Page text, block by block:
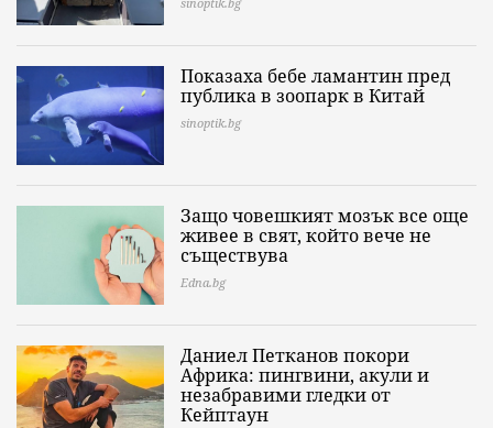
Показаха бебе ламантин пред
публика в зоопарк в Китай
sinoptik.bg
Защо човешкият мозък все още
живее в свят, който вече не
съществува
Edna.bg
Даниел Петканов покори
Африка: пингвини, акули и
незабравими гледки от
Кейптаун